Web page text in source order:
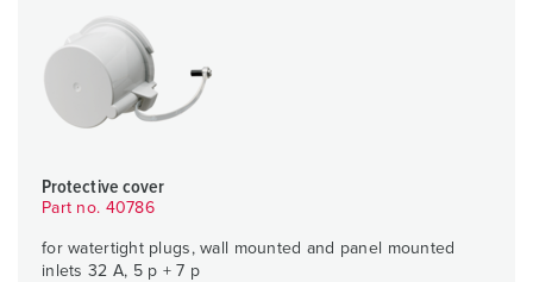
Protective cover
Part no. 40786
for watertight plugs, wall mounted and panel mounted
inlets 32 A, 5 p + 7 p